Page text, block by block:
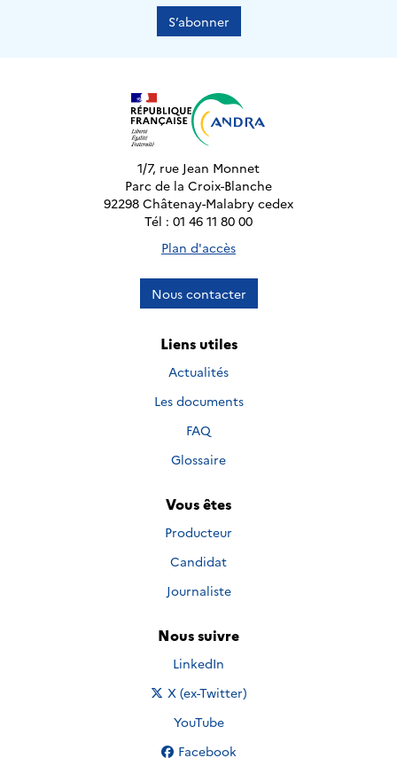
S’abonner
1/7, rue Jean Monnet
Parc de la Croix-Blanche
92298 Châtenay-Malabry cedex
Tél : 01 46 11 80 00
Plan d'accès
Nous contacter
Liens utiles
Actualités
Les documents
FAQ
Glossaire
Vous êtes
Producteur
Candidat
Journaliste
Nous suivre
Nous suivre sur
LinkedIn
Nous suivre sur
X (ex-Twitter)
Nous suivre sur
YouTube
Nous suivre sur
Facebook